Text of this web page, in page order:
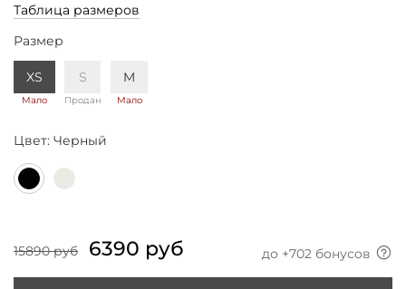
Таблица размеров
Размер
XS
Мало
S
Продан
M
Мало
Цвет: Черный
15890 руб 6390 руб до +702 бонусов